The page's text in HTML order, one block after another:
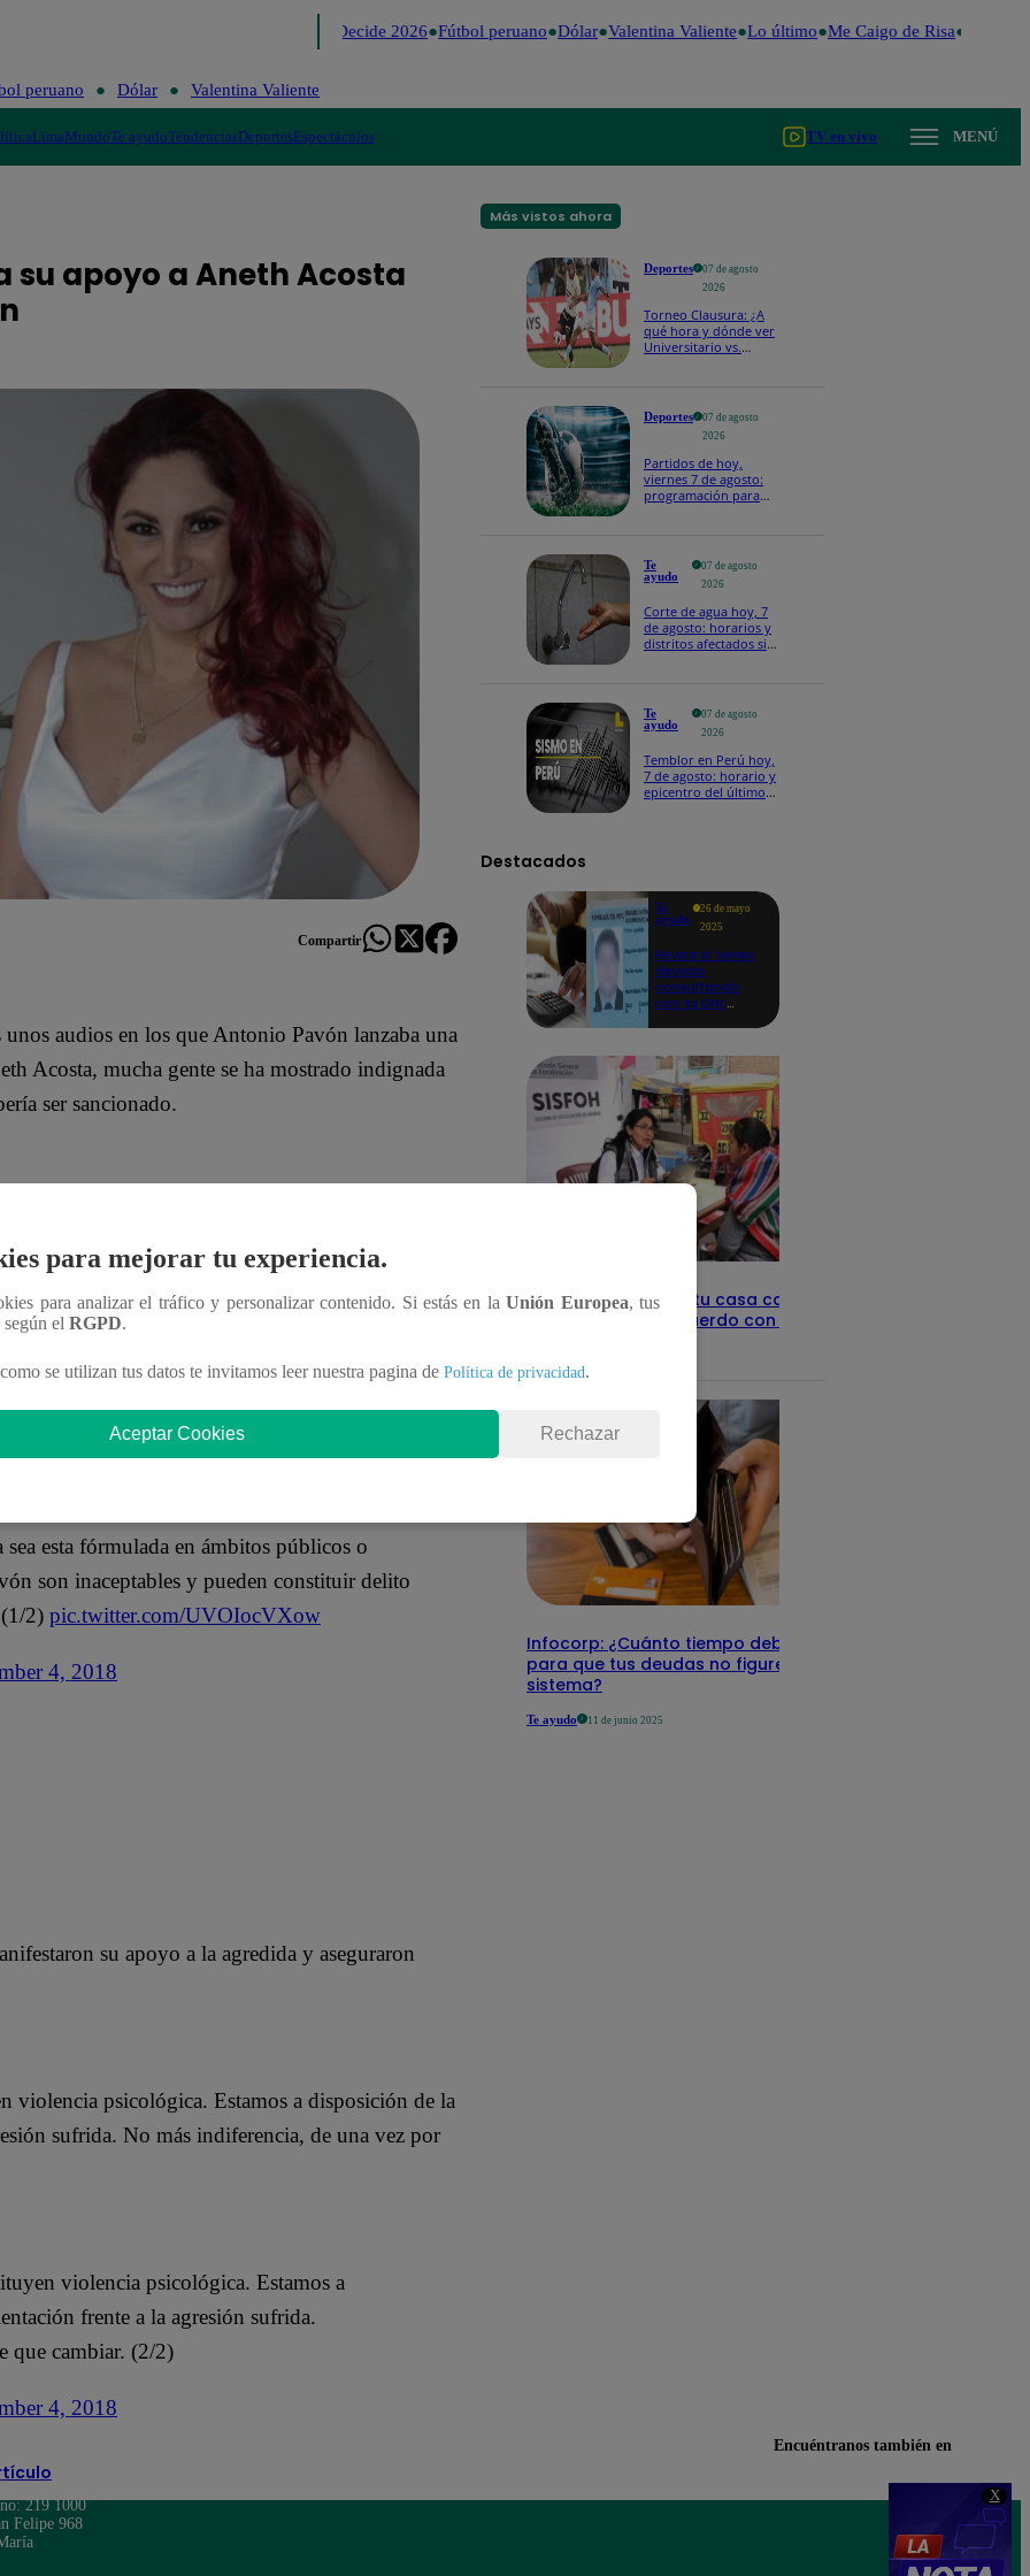
X
Perú Decide 2026 Fútbol peruano Dólar Valentina Valiente Lo último Me Caigo de Risa Perú
peruano Dólar Valentina Valiente
LimaMundoTe ayudoTendenciasDeportesEspectáculos TV en vivo MENÚ
su apoyo a Aneth Acosta
Compartir
audios en los que Antonio Pavón lanzaba una
Acosta, mucha gente se ha mostrado indignada
ser sancionado.
brazos cruzados y utilizó su cuenta de Twitter
a las expresiones del torero.
en ámbitos públicos o privados. Las
y pueden constituir delito de injuria, como
esta fórmulada en ámbitos públicos o
son inaceptables y pueden constituir delito
2) pic.twitter.com/UVOIocVXow
4, 2018
su apoyo a la agredida y aseguraron
violencia psicológica. Estamos a disposición de la
sufrida. No más indiferencia, de una vez por
violencia psicológica. Estamos a
frente a la agresión sufrida.
que cambiar. (2/2)
4, 2018
Más vistos ahora
Deportes
07 de agosto
2026
Torneo Clausura: ¿A
qué hora y dónde ver
Universitario vs.
Deportes
07 de agosto
2026
Partidos de hoy,
viernes 7 de agosto:
programación para
Te
ayudo
07 de agosto
2026
Corte de agua hoy, 7
de agosto: horarios y
distritos afectados sin
Te
ayudo
07 de agosto
2026
Temblor en Perú hoy,
7 de agosto: horario y
epicentro del último
Destacados
Te
ayudo
26 de mayo
2025
Revisa si tienes
deudas
consultando
con tu DNI:
detalles
Revisa con tu DNI si tu casa califica
como pobre, de acuerdo con el Sisfoh
Infocorp: ¿Cuánto tiempo debe pasar
para que tus deudas no figuren en su
sistema?
Te ayudo 11 de junio 2025
para mejorar tu experiencia.
para analizar el tráfico y personalizar contenido. Si estás en laUnión Europea, tus
según el RGPD.
se utilizan tus datos te invitamos leer nuestra pagina de Política de privacidad.
Aceptar Cookies Rechazar
Encuéntranos también en
219 1000
Felipe 968